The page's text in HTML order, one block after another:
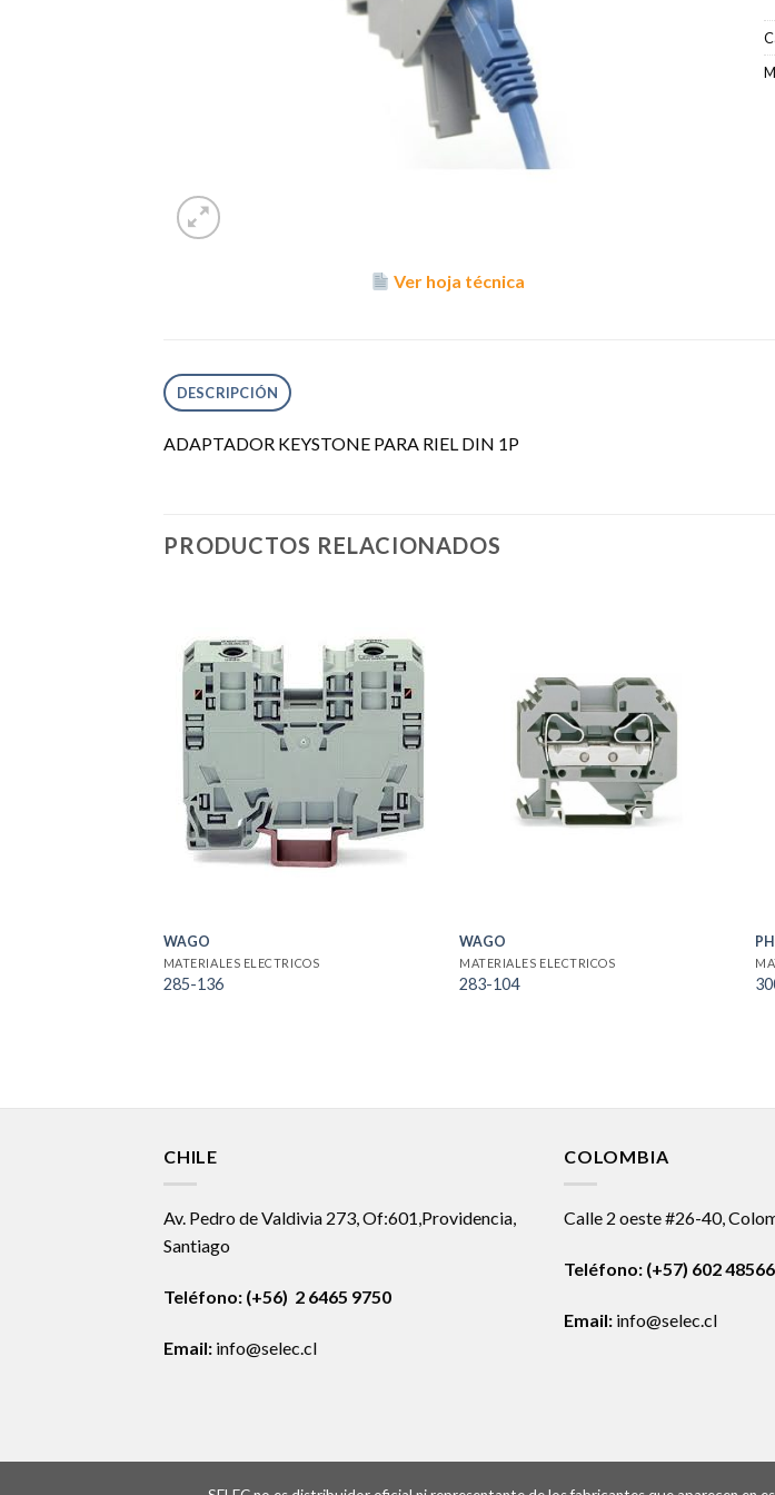
Ver hoja técnica
DESCRIPCIÓN
ADAPTADOR KEYSTONE PARA RIEL DIN 1P
PRODUCTOS RELACIONADOS
WAGO
MATERIALES ELECTRICOS
285-136
WAGO
MATERIALES ELECTRICOS
283-104
CHILE
Av. Pedro de Valdivia 273, Of:601,Providencia,
Santiago
Teléfono: (+56) 2 6465 9750
Email: info@selec.cl
COLOMBIA
Calle 2 oeste #26-40,
Teléfono: (+57) 602
Email: info@selec.cl